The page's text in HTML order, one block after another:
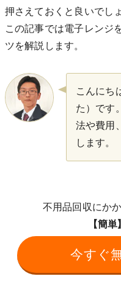
押さえておくと良いでし
この記事では電子レンジ
ツを解説します。
こんにち
た）です
法や費用
します。
不用品回収にか
【簡
今すぐ